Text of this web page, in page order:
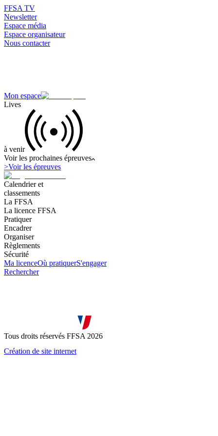
FFSA TV
Newsletter
Espace média
Espace organisateur
Nous contacter
Mon espace
Lives
à venir
Voir les prochaines épreuves
>Voir les épreuves
Calendrier et
classements
La FFSA
La licence FFSA
Pratiquer
Encadrer
Organiser
Règlements
Sécurité
Ma licenceOù pratiquerS'engager
Rechercher
Tous droits réservés FFSA 2026
Création de site internet